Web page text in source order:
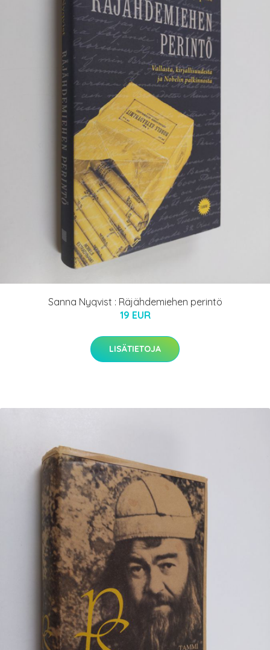
Sanna Nyqvist : Räjähdemiehen perintö
19 EUR
LISÄTIETOJA